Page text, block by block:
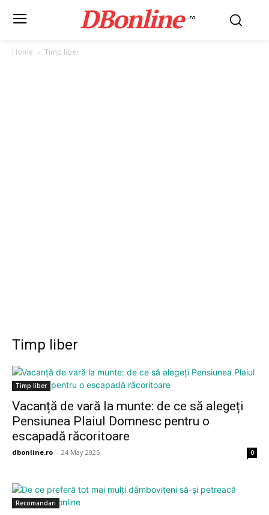
DBonline .ro
Home Timp liber
Timp liber
Timp liber
Vacanță de vară la munte: de ce să alegeți
Pensiunea Plaiul Domnesc pentru o
escapadă răcoritoare
dbonline.ro - 24 May 2025 0
Recomandari